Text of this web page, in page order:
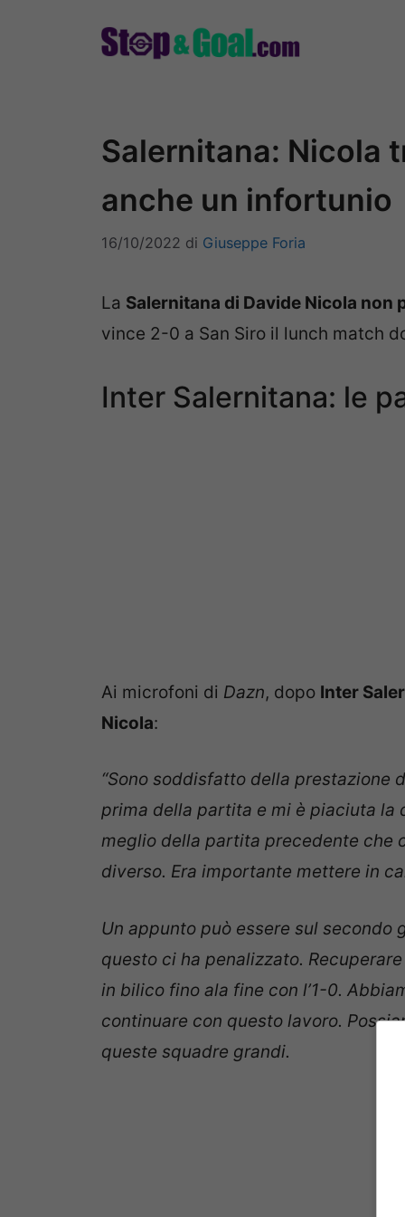
Salernitana: Nicola
anche un infortunio
16/10/2022 di Giuseppe Foria
La Salernitana di Davide Nicola non
vince 2-0 a San Siro il lunch match
Inter Salernitana: le
Ai microfoni di Dazn, dopo Inter
Nicola:
“Sono soddisfatto della prestazione
prima della partita e mi è piaciuta
meglio della partita precedente che
diverso. Era importante mettere in
Un appunto può essere sul secondo
questo ci ha penalizzato.
in bilico fino ala fine con l’1-0.
continuare con questo lavoro.
queste squadre grandi.